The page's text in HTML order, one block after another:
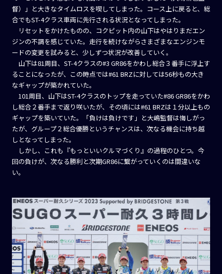
督）」と大きなタイムロスを喫してしまった。コース上に戻ると、総
合でもST-4クラス車両に先行される状況となってしまった。
リセットをかけたものの、コクピット内の山下はやはりまだエン
ジンの不調を感じていた。走行を続けながらさまざまなエンジンモ
ードの変更を試みると、少しずつ状況が改善していく。
山下は81周目、ST-4クラスの#3 GR86をかわし総合３番手に浮上す
ることになったが、この時点では#61 BRZに対しては56秒もの大き
なギャップが築かれていた。
101周目、山下はST-4クラスのトップを走っていた#86 GR86をかわ
し総合２番手まで返り咲いたが、その頃には#61 BRZは１分以上もの
ギャップを築いていた。「負けは負けです」と大嶋監督は悔しがっ
たが、グループ２総合優勝というチャンスは、次なる機会に持ち越
しとなってしまった。
しかし、これも『もっといいクルマづくり』の過程のひとつ。今
回の負けが、次なる勝利と次期GR86に繋がっていくのは間違いな
い。